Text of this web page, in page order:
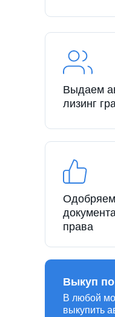
Выдаем
лизинг
права
В любой
выкупить
Выкуп